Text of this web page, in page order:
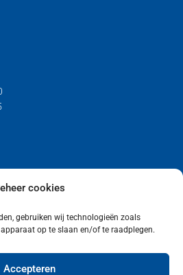
cookies
gebruiken wij technologieën zoals
op te slaan en/of te raadplegen.
Accepteren